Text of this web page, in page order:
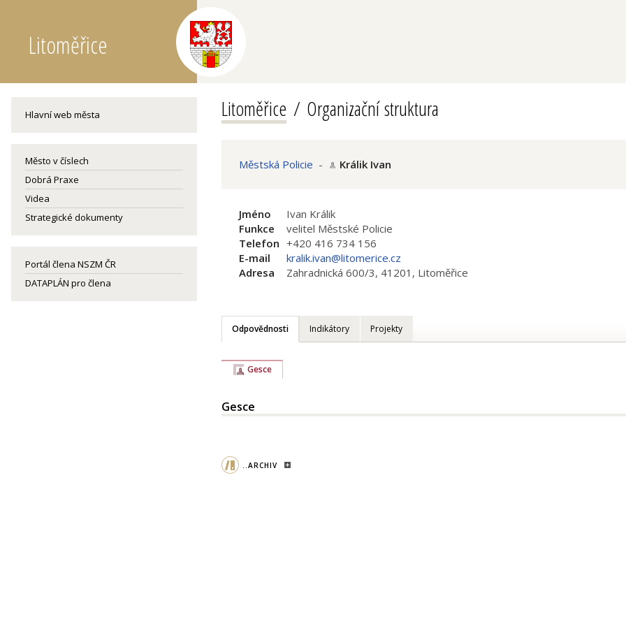
Litoměřice
Hlavní web města
Město v číslech
Dobrá Praxe
Videa
Strategické dokumenty
Portál člena NSZM ČR
DATAPLÁN pro člena
Litoměřice Organizační struktura
Městská Policie - Králik Ivan
Jméno
Ivan Králik
Funkce
velitel Městské Policie
Telefon +420 416 734 156
E-mail
kralik.ivan@litomerice.cz
Adresa
Zahradnická 600/3, 41201, Litoměřice
Odpovědnosti Indikátory Projekty
Gesce
Gesce
..ARCHIV